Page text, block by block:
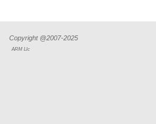
Copyright @2007-2025
ARM Llc